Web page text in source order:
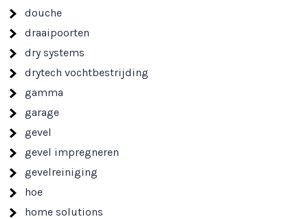
douche
draaipoorten
dry systems
drytech vochtbestrijding
gamma
garage
gevel
gevel impregneren
gevelreiniging
hoe
home solutions